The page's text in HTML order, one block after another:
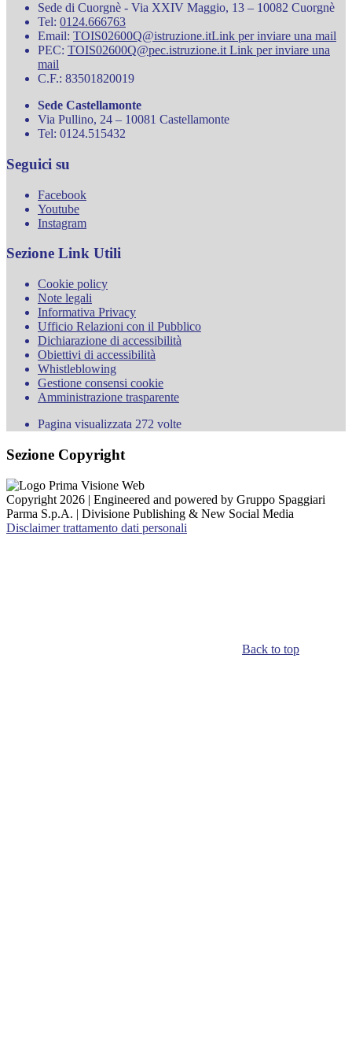
Sede di Cuorgnè - Via XXIV Maggio, 13 – 10082 Cuorgnè
Tel: 0124.666763
Email: TOIS02600Q@istruzione.itLink per inviare una mail
PEC: TOIS02600Q@pec.istruzione.it Link per inviare una
mail
C.F.: 83501820019
Sede Castellamonte
Via Pullino, 24 – 10081 Castellamonte
Tel: 0124.515432
Seguici su
Facebook
Youtube
Instagram
Sezione Link Utili
Cookie policy
Note legali
Informativa Privacy
Ufficio Relazioni con il Pubblico
Dichiarazione di accessibilità
Obiettivi di accessibilità
Whistleblowing
Gestione consensi cookie
Amministrazione trasparente
Pagina visualizzata 272 volte
Sezione Copyright
Copyright 2026 | Engineered and powered by Gruppo Spaggiari
Parma S.p.A. | Divisione Publishing & New Social Media
Disclaimer trattamento dati personali
Back to top